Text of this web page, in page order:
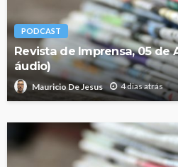
PODCAST
Revista de Imprensa, 05 de
áudio)
Mauricio De Jesus 4 dias atrás